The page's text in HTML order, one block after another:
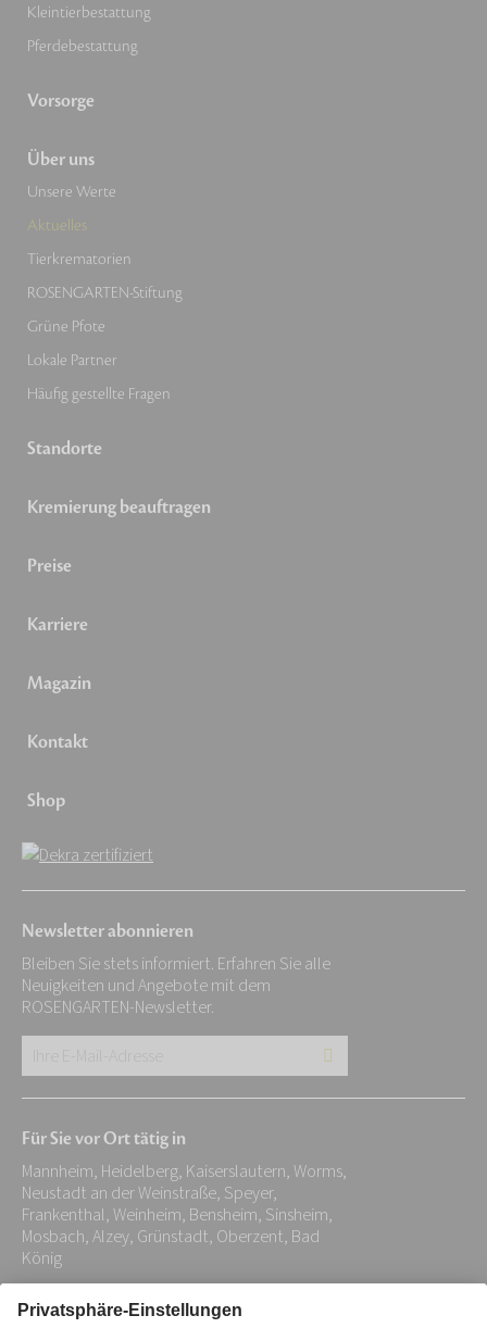
Kleintierbestattung
Pferdebestattung
Vorsorge
Über uns
Unsere Werte
Aktuelles
Tierkrematorien
ROSENGARTEN-Stiftung
Grüne Pfote
Lokale Partner
Häufig gestellte Fragen
Standorte
Kremierung beauftragen
Preise
Karriere
Magazin
Kontakt
Shop
Newsletter abonnieren
Bleiben Sie stets informiert. Erfahren Sie alle
Neuigkeiten und Angebote mit dem
ROSENGARTEN-Newsletter.
E-
Adresse:
*
Für Sie vor Ort tätig in
Mannheim, Heidelberg, Kaiserslautern, Worms,
Neustadt an der Weinstraße, Speyer,
Frankenthal, Weinheim, Bensheim, Sinsheim,
Mosbach, Alzey, Grünstadt, Oberzent, Bad
König